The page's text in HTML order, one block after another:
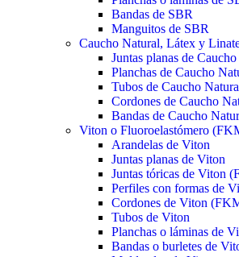
Bandas de SBR
Manguitos de SBR
Caucho Natural, Látex y
Juntas planas de
Planchas de Caucho
Tubos de Caucho
Cordones de Caucho
Bandas de Caucho
Viton o Fluoroelastómero
Arandelas de Viton
Juntas planas de Viton
Juntas tóricas de Viton
Perfiles con formas de
Cordones de Viton
Tubos de Viton
Planchas o láminas de
Bandas o burletes de